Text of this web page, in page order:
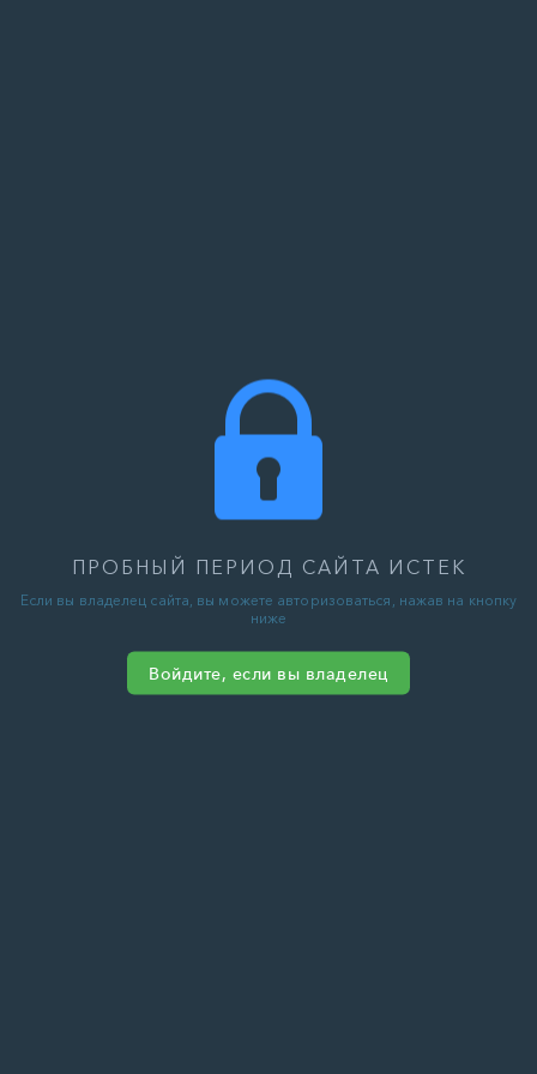
ПРОБНЫЙ ПЕРИОД САЙТА ИСТЕК
Если вы владелец сайта, вы можете авторизоваться, нажав на кнопку
ниже
Войдите, если вы владелец